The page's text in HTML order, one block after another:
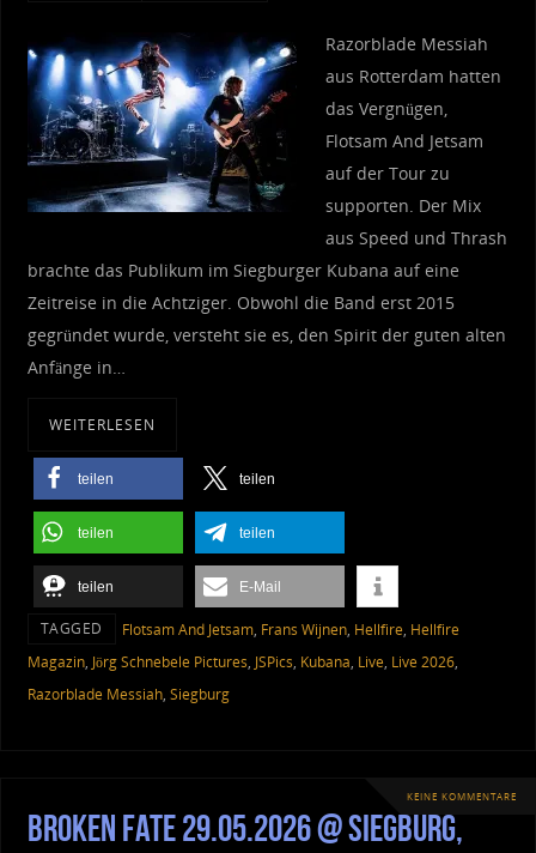
Razorblade Messiah
aus Rotterdam hatten
das Vergnügen,
Flotsam And Jetsam
auf der Tour zu
supporten. Der Mix
aus Speed und Thrash
brachte das Publikum im Siegburger Kubana auf eine
Zeitreise in die Achtziger. Obwohl die Band erst 2015
gegründet wurde, versteht sie es, den Spirit der guten alten
Anfänge in…
WEITERLESEN
teilen teilen
teilen teilen
teilen E-Mail
TAGGED Flotsam And Jetsam, Frans Wijnen, Hellfire, Hellfire
Magazin, Jörg Schnebele Pictures, JSPics, Kubana, Live, Live 2026,
Razorblade Messiah, Siegburg
KEINE KOMMENTARE
Broken Fate 29.05.2026 @ Siegburg,